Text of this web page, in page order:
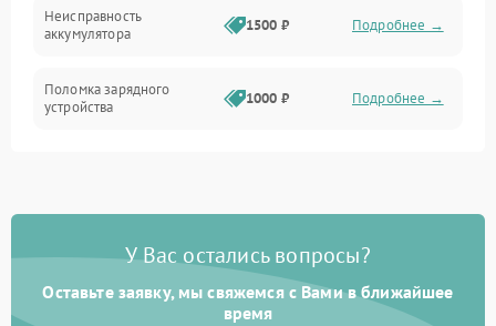
Привод
Электронные компоненты
Неисправность
аккумулятора
1500 ₽ Подробнее →
Поломка зарядного
устройства
1000 ₽ Подробнее →
Поломка кнопки
Неисправность системы
1000 ₽ Подробнее →
У Вас остались вопросы?
Оставьте заявку, мы свяжемся с Вами в ближайшее
время